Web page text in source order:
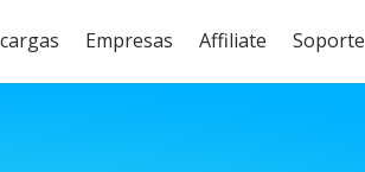
Empresas Affiliate Soporte